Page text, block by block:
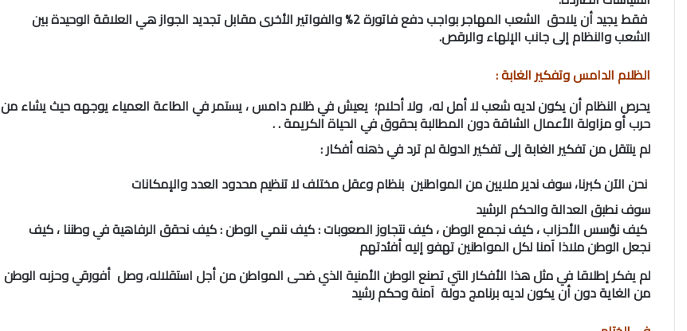
فقط يجيد أن يلاحق الشعب المهاجر بواجب دفع فاتورة 2% والفواتير الأخرى مقابل تجديد الجواز هي العلاقة الوحيدة بين
الشعب والنظام إلى جانب الإلهاء والرقص.
الظلام الدامس وتفكير الغابة :
يحرص النظام أن يكون لديه شعب لا أمل له، ولا أحلام؛ يعيش في ظلام دامس ، يستمر في الطاعة العمياء يوجهه حيث يشاء من
حرب أو مزاولة الأعمال الشاقة دون المطالبة بحقوق في الحياة الكريمة . .
لم ينتقل من تفكير الغابة إلى تفكير الدولة لم ترد في ذهنه أفكار :
نحن الآن كبرنا، سوف ندير ملايين من المواطنين بنظام وعقل مختلف لا تنظيم محدود العدد والإمكانات
سوف نطبق العدالة والحكم الرشيد
كيف نؤسس الأحزاب ، كيف نجمع الوطن ، كيف نتجاوز الصعوبات : كيف ننمي الوطن : كيف نحقق الرفاهية في وطننا ، كيف
نجعل الوطن ملاذا آمنا لكل المواطنين تهفو إليه أفئدتهم
لم يفكر إطلاقا في مثل هذا الأفكار التي تصنع الوطن الأمنية الذي ضحى المواطن من أجل استقلاله، وصل أفورقي وحزبه الوطن
من الغاية دون أن يكون لديه برنامج دولة آمنة وحكم رشيد